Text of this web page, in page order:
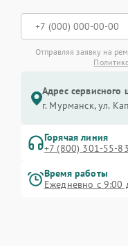
Отправляя заявку на
Адрес сервисного
г. Мурманск, ул.
Горячая линия
+7 (800) 301-55-83
Время работы
Ежедневно с 9:00